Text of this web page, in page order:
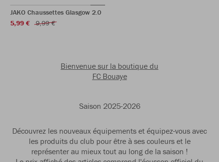
JAKO Chaussettes Glasgow 2.0
5,99 €
9,99 €
Bienvenue sur la boutique du
FC Bouaye
Saison 2025-2026
Découvrez les nouveaux équipements et équipez-vous avec
les produits du club pour être à ses couleurs et le
représenter au mieux tout au long de la saison !